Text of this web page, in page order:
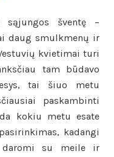
sąjungos šventę –
daug smulkmenų ir
kvietimai turi
tam būdavo
tai šiuo metu
paskambinti
kokiu metu esate
kadangi
su meile ir